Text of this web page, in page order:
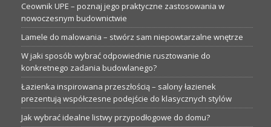
Ceownik UPE – poznaj jego praktyczne zastosowania w
nowoczesnym budownictwie
Lamele do malowania – stwórz sam niepowtarzalne wnętrze
W jaki sposób wybrać odpowiednie rusztowanie do
konkretnego zadania budowlanego?
Łazienka inspirowana przeszłością – salony łazienek
prezentują współczesne podejście do klasycznych stylów
Jak wybrać idealne listwy przypodłogowe do domu?